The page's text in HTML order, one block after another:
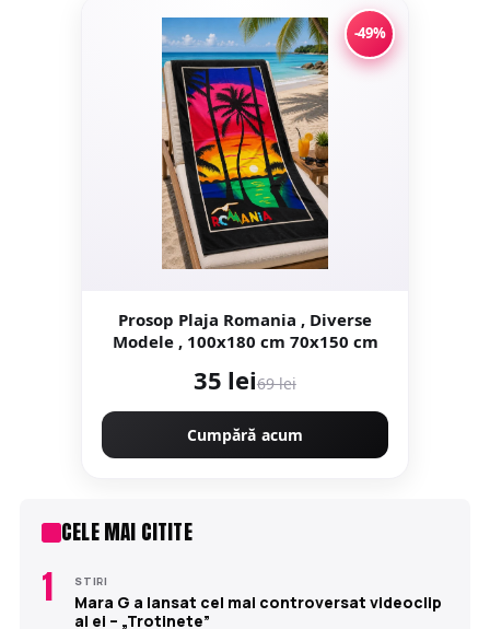
-49%
Prosop Plaja Romania , Diverse
Modele , 100x180 cm 70x150 cm
35 lei69 lei
Cumpără acum
CELE MAI CITITE
1 STIRI
Mara G a lansat cel mai controversat videoclip
al ei – „Trotinete”